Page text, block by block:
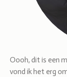
Oooh, dit is een
vond ik het erg